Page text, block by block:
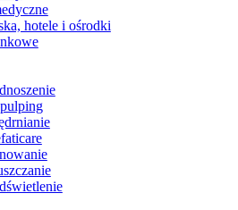
hotele i ośrodki